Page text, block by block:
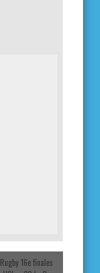
Rugby 16e finales